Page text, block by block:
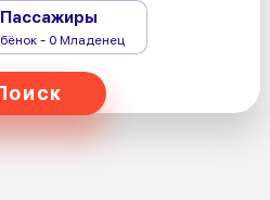
Пассажиры
- 0 Младенец